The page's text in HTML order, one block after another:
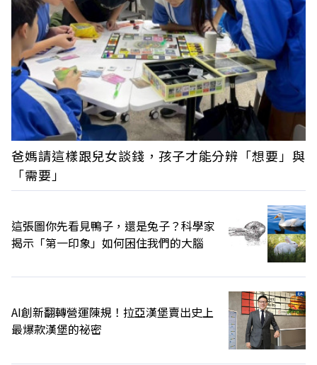
爸媽請這樣跟兒女談錢，孩子才能分辨「想要」與
「需要」
這張圖你先看見鴨子，還是兔子？科學家
揭示「第一印象」如何困住我們的大腦
AI創新翻轉營運陳規！拉亞漢堡賣出史上
最爆款漢堡的祕密